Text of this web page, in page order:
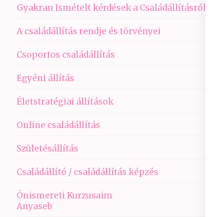
Gyakran Ismételt kérdések a Családállításról
A családállítás rendje és törvényei
Csoportos családállítás
Egyéni állítás
Életstratégiai állítások
Online családállítás
Születésállítás
Családállító / családállítás képzés
Önismereti Kurzusaim
Anyaseb